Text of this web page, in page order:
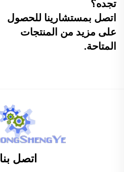
تجده؟
اتصل بمستشارينا للحصول
على مزيد من المنتجات
المتاحة.
اتصل بنا